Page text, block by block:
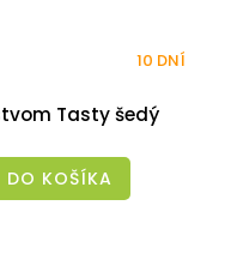
Tasty šedý
10 DNÍ
DO KOŠÍKA